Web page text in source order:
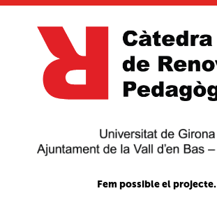
Fem possible el projecte.